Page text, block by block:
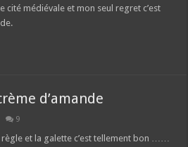
cité médiévale et mon seul regret c’est
d’amande
9
règle et la galette c’est tellement bon ……